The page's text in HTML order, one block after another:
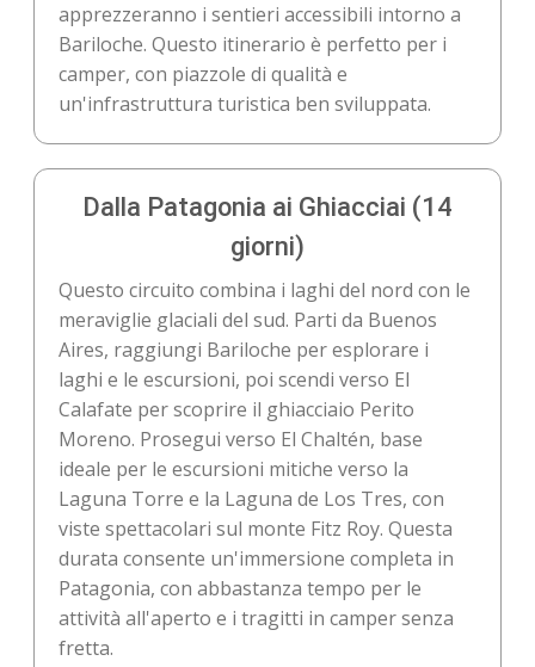
apprezzeranno i sentieri accessibili intorno a
Bariloche. Questo itinerario è perfetto per i
camper, con piazzole di qualità e
un'infrastruttura turistica ben sviluppata.
Dalla Patagonia ai Ghiacciai (14
giorni)
Questo circuito combina i laghi del nord con le
meraviglie glaciali del sud. Parti da Buenos
Aires, raggiungi Bariloche per esplorare i
laghi e le escursioni, poi scendi verso El
Calafate per scoprire il ghiacciaio Perito
Moreno. Prosegui verso El Chaltén, base
ideale per le escursioni mitiche verso la
Laguna Torre e la Laguna de Los Tres, con
viste spettacolari sul monte Fitz Roy. Questa
durata consente un'immersione completa in
Patagonia, con abbastanza tempo per le
attività all'aperto e i tragitti in camper senza
fretta.